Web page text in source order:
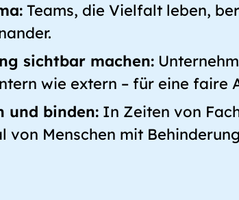
Teams, die Vielfalt leben,
sichtbar machen:
wie extern – für eine faire
und binden: In Zeiten von
von Menschen mit